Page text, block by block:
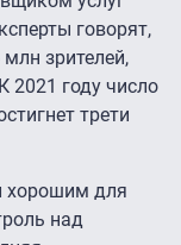
говорят,
млн зрителей,
2021 году число
трети
хорошим для
над